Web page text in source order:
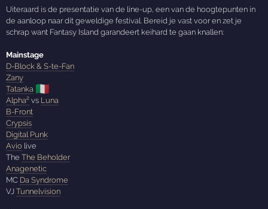
Uiteraard is de presentatie van de line-up, een van de hoogtepunten in
de aanloop naar dit geweldige festival. Bereid je vast voor en zet je
schrap want Fantasy Island garandeert keihard te gaan knallen:
Mainstage
D-Block & S-te-Fan
Zany
Tatanka 🇮🇹
Alpha² vs Luna
B-Front
Crypsis
Digital Punk
Avio live
TheThe Beholder
Anagenetic
MC Da Syndrome
VJTunnelvision